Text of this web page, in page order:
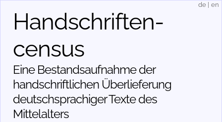
Handschriften­
census
Eine Bestandsaufnahme der
handschriftlichen Über­lieferung
deutschsprachiger Texte des
Mittelalters
de en